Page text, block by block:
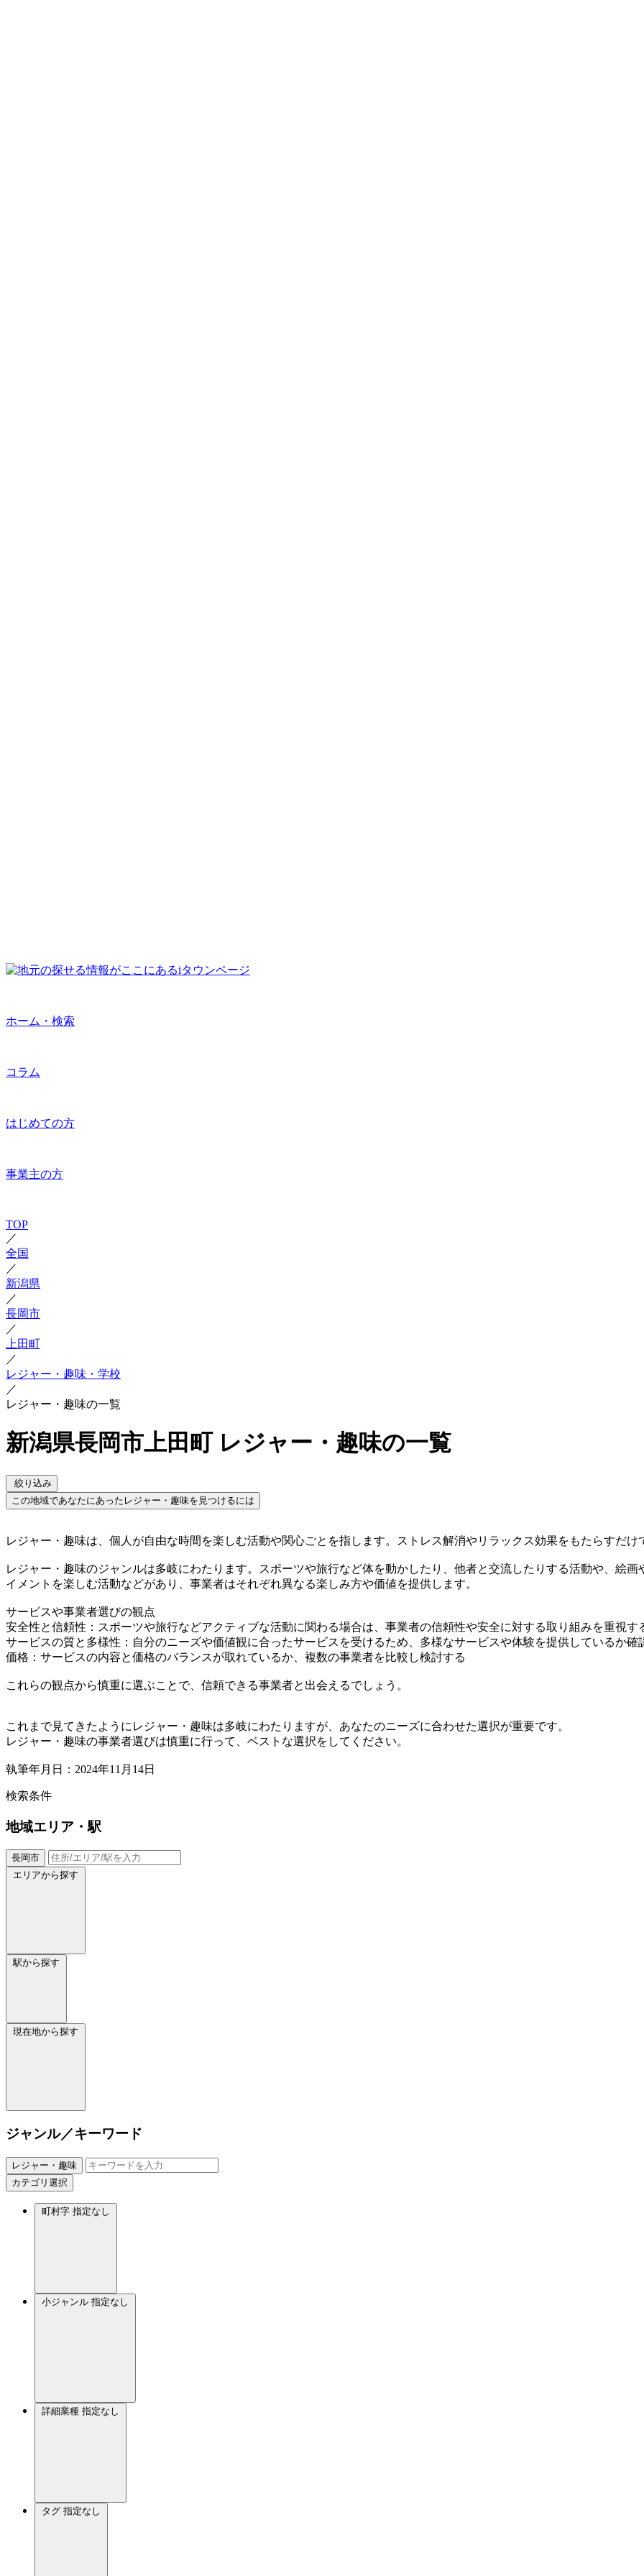
ホーム・検索
コラム
はじめての方
事業主の方
TOP
／
全国
／
新潟県
／
長岡市
／
上田町
／
レジャー・趣味・学校
／
レジャー・趣味の一覧
新潟県長岡市上田町 レジャー・趣味の一覧
絞り込み
この地域であなたにあったレジャー・趣味を見つけるには
レジャー・趣味は、個人が自由な時間を楽しむ活動や関心ごとを指します。ストレス解消やリラックス効果をもたらすだ
レジャー・趣味のジャンルは多岐にわたります。スポーツや旅行など体を動かしたり、他者と交流したりする活動や、絵
イメントを楽しむ活動などがあり、事業者はそれぞれ異なる楽しみ方や価値を提供します。
サービスや事業者選びの観点
安全性と信頼性：スポーツや旅行などアクティブな活動に関わる場合は、事業者の信頼性や安全に対する取り組みを重視す
サービスの質と多様性：自分のニーズや価値観に合ったサービスを受けるため、多様なサービスや体験を提供しているか確
価格：サービスの内容と価格のバランスが取れているか、複数の事業者を比較し検討する
これらの観点から慎重に選ぶことで、信頼できる事業者と出会えるでしょう。
これまで見てきたようにレジャー・趣味は多岐にわたりますが、あなたのニーズに合わせた選択が重要です。
レジャー・趣味の事業者選びは慎重に行って、ベストな選択をしてください。
執筆年月日：2024年11月14日
検索条件
地域エリア・駅
長岡市
エリアから探す
駅から探す
現在地から探す
ジャンル／キーワード
レジャー・趣味
カテゴリ選択
町村字 指定なし
小ジャンル 指定なし
詳細業種 指定なし
タグ 指定なし